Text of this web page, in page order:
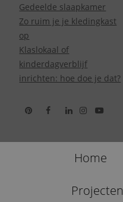
Gedeelde slaapkamer
Zo ruim je je kledingkast
op
Klaslokaal of
kinderdagverblijf
inrichten: hoe doe je dat?
Home
Projecten